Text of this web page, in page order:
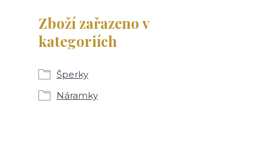
Zboží zařazeno v
kategoriích
Šperky
Náramky